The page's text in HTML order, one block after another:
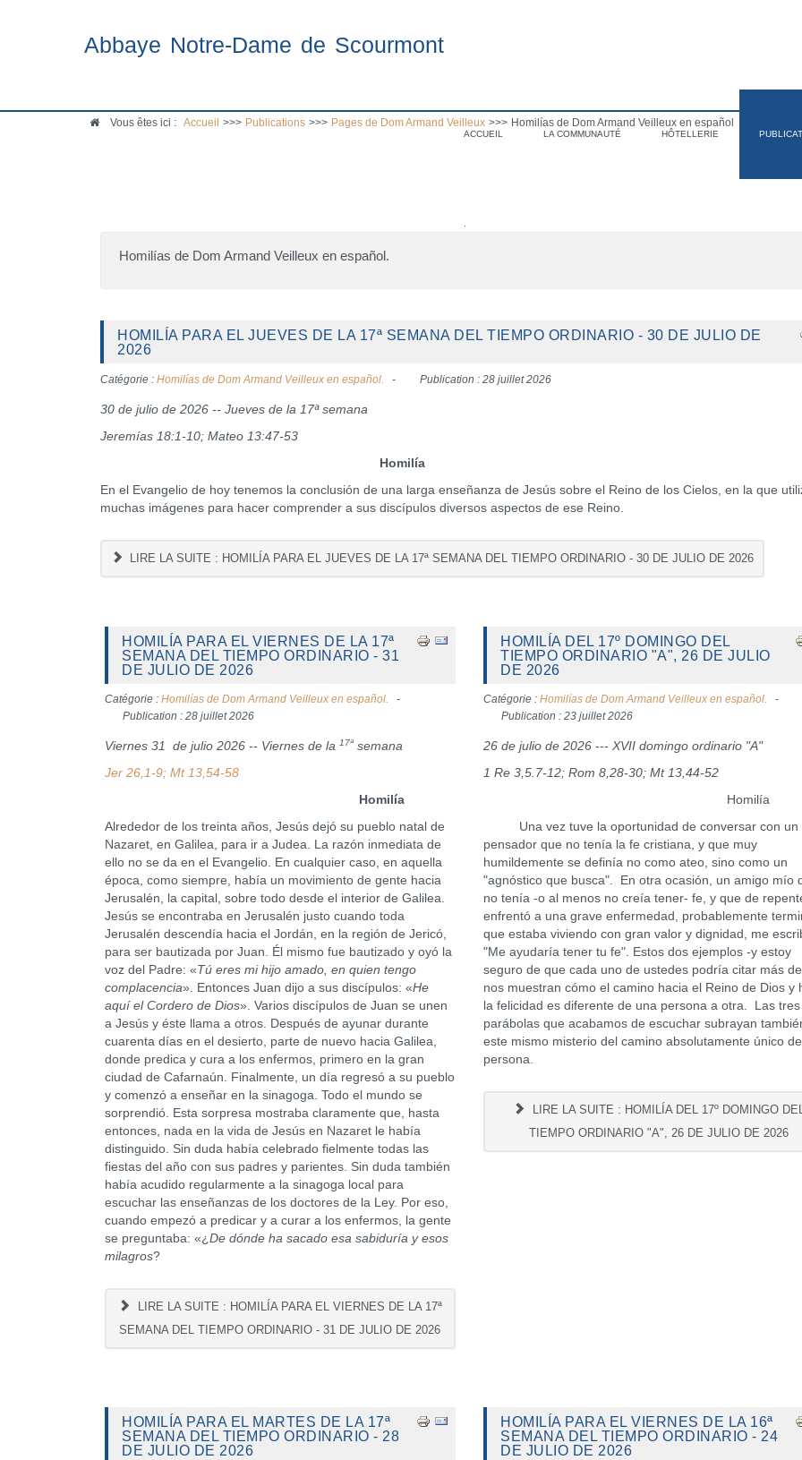
Abbaye Notre-Dame de Scourmont
ACCUEIL LA COMMUNAUTÉ HÔTELLERIE
Vous êtes ici : Accueil >>> Publications >>> Pages de Dom Armand Veilleux >>> Homilías de Dom Armand Veilleux en español
Homilías de Dom Armand Veilleux en español.
HOMILÍA PARA EL JUEVES DE LA 17ª SEMANA DEL TIEMPO ORDINARIO - 30 DE JULIO DE
2026
Catégorie : Homilías de Dom Armand Veilleux en español. Publication : 28 juillet 2026
30 de julio de 2026 -- Jueves de la 17ª semana
Jeremías 18:1-10; Mateo 13:47-53
Homilía
En el Evangelio de hoy tenemos la conclusión de una larga enseñanza de Jesús sobre el Reino de los Cielos, en la que
muchas imágenes para hacer comprender a sus discípulos diversos aspectos de ese Reino.
LIRE LA SUITE : HOMILÍA PARA EL JUEVES DE LA 17ª SEMANA DEL TIEMPO ORDINARIO - 30 DE JULIO DE 2026
HOMILÍA PARA EL VIERNES DE LA 17ª
SEMANA DEL TIEMPO ORDINARIO - 31
DE JULIO DE 2026
Catégorie : Homilías de Dom Armand Veilleux en español.
Publication : 28 juillet 2026
Viernes 31 de julio 2026 -- Viernes de la 17ª semana
Jer 26,1-9; Mt 13,54-58
Homilía
Alrededor de los treinta años, Jesús dejó su pueblo natal de
Nazaret, en Galilea, para ir a Judea. La razón inmediata de
ello no se da en el Evangelio. En cualquier caso, en aquella
época, como siempre, había un movimiento de gente hacia
Jerusalén, la capital, sobre todo desde el interior de Galilea.
Jesús se encontraba en Jerusalén justo cuando toda
Jerusalén descendía hacia el Jordán, en la región de Jericó,
para ser bautizada por Juan. Él mismo fue bautizado y oyó la
voz del Padre: «Tú eres mi hijo amado, en quien tengo
complacencia». Entonces Juan dijo a sus discípulos: «He
aquí el Cordero de Dios». Varios discípulos de Juan se unen
a Jesús y éste llama a otros. Después de ayunar durante
cuarenta días en el desierto, parte de nuevo hacia Galilea,
donde predica y cura a los enfermos, primero en la gran
ciudad de Cafarnaún. Finalmente, un día regresó a su pueblo
y comenzó a enseñar en la sinagoga. Todo el mundo se
sorprendió. Esta sorpresa mostraba claramente que, hasta
entonces, nada en la vida de Jesús en Nazaret le había
distinguido. Sin duda había celebrado fielmente todas las
fiestas del año con sus padres y parientes. Sin duda también
había acudido regularmente a la sinagoga local para
escuchar las enseñanzas de los doctores de la Ley. Por eso,
cuando empezó a predicar y a curar a los enfermos, la gente
se preguntaba: «¿De dónde ha sacado esa sabiduría y esos
milagros?
LIRE LA SUITE : HOMILÍA PARA EL VIERNES DE LA 17ª
SEMANA DEL TIEMPO ORDINARIO - 31 DE JULIO DE 2026
HOMILÍA DEL 17º DOMINGO DEL
TIEMPO ORDINARIO "A", 26 DE JULIO
DE 2026
Catégorie :Homilías de Dom Armand Veilleux en español.
Publication : 23 juillet 2026
26 de julio de 2026 --- XVII domingo ordinario "A"
1 Re 3,5.7-12; Rom 8,28-30; Mt 13,44-52
Homilía
Una vez tuve la oportunidad de conversar con un
pensador que no tenía la fe cristiana, y que muy
humildemente se definía no como ateo, sino como un
"agnóstico que busca". En otra ocasión, un amigo mío
no tenía -o al menos no creía tener- fe, y que de
enfrentó a una grave enfermedad, probablemente
que estaba viviendo con gran valor y dignidad, me
"Me ayudaría tener tu fe". Estos dos ejemplos -y estoy
seguro de que cada uno de ustedes podría citar más
nos muestran cómo el camino hacia el Reino de Dios y
la felicidad es diferente de una persona a otra. Las tres
parábolas que acabamos de escuchar subrayan
este mismo misterio del camino absolutamente único
persona.
LIRE LA SUITE : HOMILÍA DEL 17º DOMINGO
TIEMPO ORDINARIO "A", 26 DE JULIO DE 2026
HOMILÍA PARA EL MARTES DE LA 17ª
SEMANA DEL TIEMPO ORDINARIO - 28
DE JULIO DE 2026
HOMILÍA PARA EL VIERNES DE LA 16ª
SEMANA DEL TIEMPO ORDINARIO - 24
DE JULIO DE 2026